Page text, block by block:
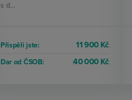
s d…
Přispěli jste: 11 900 Kč
Dar od ČSOB: 40 000 Kč